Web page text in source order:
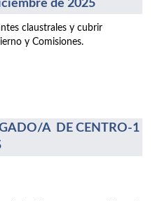
de 2025
claustrales y cubrir
y Comisiones.
A DE CENTRO-1